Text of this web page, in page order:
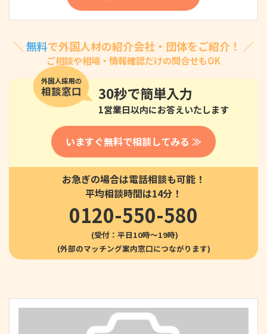
＼ 無料で外国人材の紹介会社・団体をご紹介！ ／
ご相談や相場・情報確認だけの問合せもOK
30秒で簡単入力
1営業日以内にお答えいたします
いますぐ無料で相談してみる ≫
お急ぎの場合は電話相談も可能！
平均相談時間は14分！
0120-550-580
(受付：平日10時〜19時)